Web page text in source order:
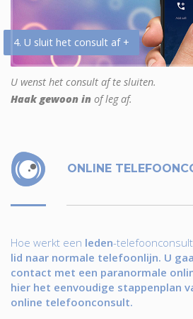
4. U sluit het consult af +
U wenst het consult af te sluiten.
Haak gewoon in of leg af.
ONLINE
Hoe werkt een leden-telefoonconsult.
lid naar normale telefoonlijn. U
contact met een paranormale
hier het eenvoudige stappenplan
online telefoonconsult.